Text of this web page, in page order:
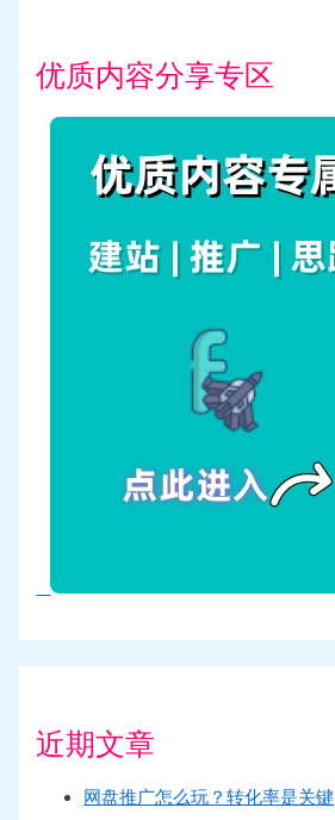
优质内容分享专区
近期文章
网盘推广怎么玩？转化率是关键